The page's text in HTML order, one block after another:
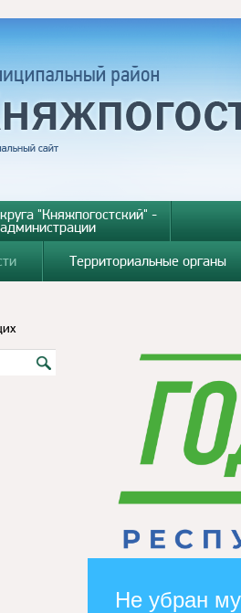
"Княжпогостский" -
Территориальные органы
Не убран